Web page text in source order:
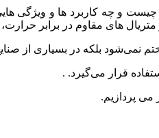
چیست و چه کاربرد ها و ویژگی
متریال های مقاوم در برابر
نمی‌شود بلکه در بسیاری از
قرار می‌گیرد. .
می پردازیم.